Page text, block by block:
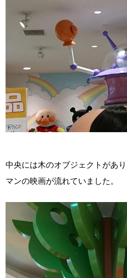
中央には木のオブジェクトがあ
マンの映画が流れていました。